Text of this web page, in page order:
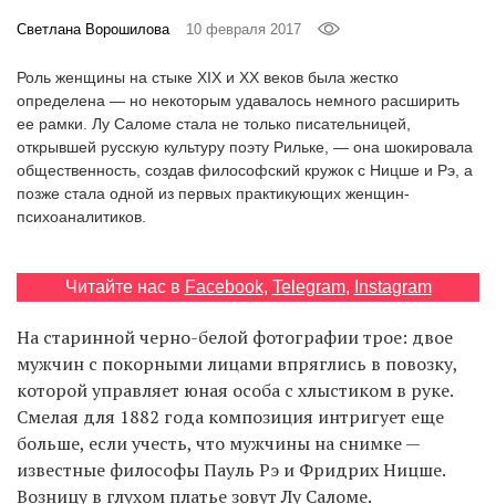
Светлана Ворошилова 10 февраля 2017
Роль женщины на стыке XIX и XX веков была жестко
определена — но некоторым удавалось немного расширить
ее рамки. Лу Саломе стала не только писательницей,
открывшей русскую культуру поэту Рильке, — она шокировала
общественность, создав философский кружок с Ницше и Рэ, а
позже стала одной из первых практикующих женщин-
психоаналитиков.
Читайте нас в Facebook, Telegram, Instagram
На старинной черно-белой фотографии трое: двое
мужчин с покорными лицами впряглись в повозку,
которой управляет юная особа с хлыстиком в руке.
Смелая для 1882 года композиция интригует еще
больше, если учесть, что мужчины на снимке —
известные философы Пауль Рэ и Фридрих Ницше.
Возницу в глухом платье зовут Лу Саломе.